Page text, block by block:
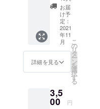
みのお
値段で
す。
お届
け予
定：
2021
年11
月
詳細を見る
こ
の
リ
タ
ー
ン
を
選
択
す
る
3,5
00 円